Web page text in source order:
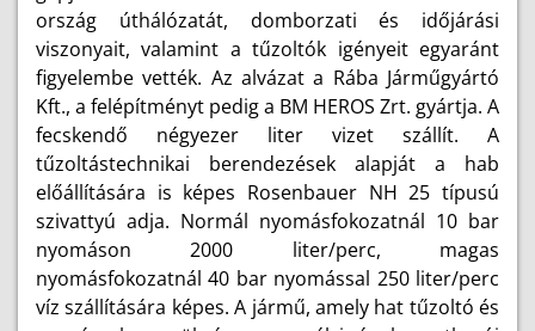
ország úthálózatát, domborzati és időjárási
viszonyait, valamint a tűzoltók igényeit egyaránt
figyelembe vették. Az alvázat a Rába Járműgyártó
Kft., a felépítményt pedig a BM HEROS Zrt. gyártja. A
fecskendő négyezer liter vizet szállít. A
tűzoltástechnikai berendezések alapját a hab
előállítására is képes Rosenbauer NH 25 típusú
szivattyú adja. Normál nyomásfokozatnál 10 bar
nyomáson 2000 liter/perc, magas
nyomásfokozatnál 40 bar nyomással 250 liter/perc
víz szállítására képes. A jármű, amely hat tűzoltó és